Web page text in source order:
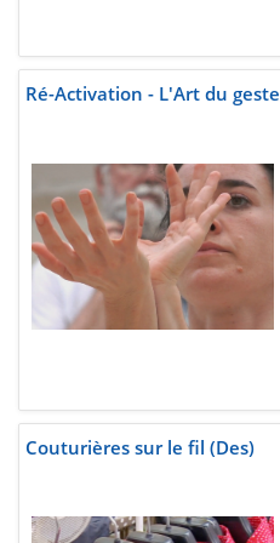
Ré-Activation - L'Art du geste
Couturières sur le fil (Des)